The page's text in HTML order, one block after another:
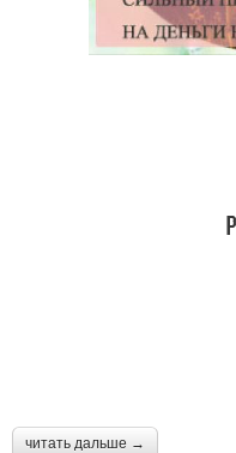
читать дальше →